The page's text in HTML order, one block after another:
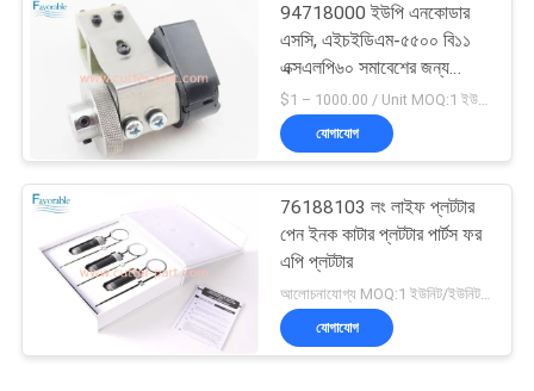
94718000 ইউপি এনকোডার
এসসি, এইচইডিএম-৫৫০০ বি১১
এক্সএলপি৬০ সমাবেশের জন্য
ব্যবহৃত
$1 – 1000.00 / Unit MOQ:1 ইউনিট/ইউনিট অবহেলিত
যোগাযোগ
76188103 লং লাইফ প্লটটার
পেন ইনক কাটার প্লটটার পার্টস ফর
এপি প্লটটার
আলোচনাযোগ্য MOQ:1 ইউনিট/ইউনিট অবহেলিত
যোগাযোগ